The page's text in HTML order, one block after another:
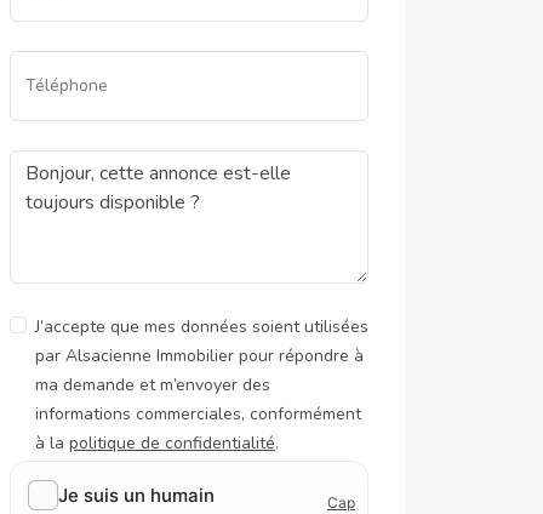
Téléphone
J’accepte que mes données soient utilisées
par Alsacienne Immobilier pour répondre à
ma demande et m’envoyer des
informations commerciales, conformément
à la politique de confidentialité.